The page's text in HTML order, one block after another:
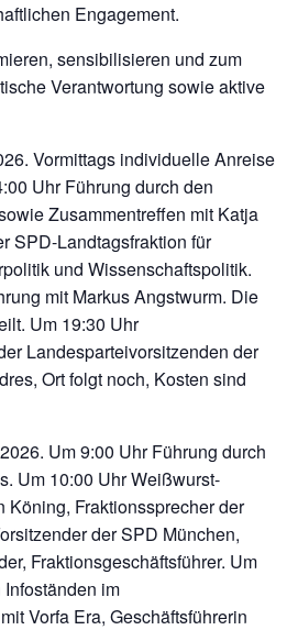
Engagement.
sensibilisieren und zum
Verantwortung sowie aktive
Vormittags individuelle Anreise
Uhr Führung durch den
Zusammentreffen mit Katja
SPD-Landtagsfraktion für
und Wissenschaftspolitik.
mit Markus Angstwurm. Die
Um 19:30 Uhr
Landesparteivorsitzenden der
Ort folgt noch, Kosten sind
Um 9:00 Uhr Führung durch
Um 10:00 Uhr Weißwurst-
Köning, Fraktionssprecher der
der SPD München,
Fraktionsgeschäftsführer. Um
im
Vorfa Era, Geschäftsführerin